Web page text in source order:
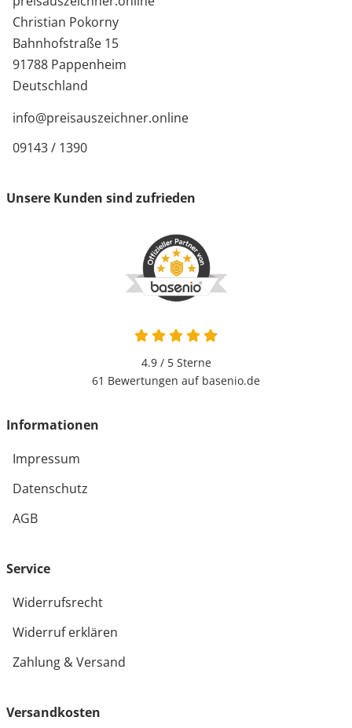
Christian Pokorny
Bahnhofstraße 15
91788 Pappenheim
Deutschland
info@preisauszeichner.online
09143 / 1390
Unsere Kunden sind zufrieden
4.9 von 5
4.9 / 5Sterne
61 Bewertungen auf basenio.de
Informationen
Impressum
Datenschutz
AGB
Service
Widerrufsrecht
Widerruf erklären
Zahlung & Versand
Versandkosten